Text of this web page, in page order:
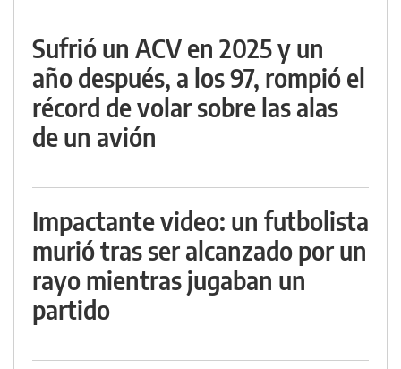
Sufrió un ACV en 2025 y un
año después, a los 97, rompió el
récord de volar sobre las alas
de un avión
Impactante video: un futbolista
murió tras ser alcanzado por un
rayo mientras jugaban un
partido